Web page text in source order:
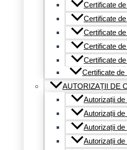
Certificate
Certificate
Certificate
Certificate
Certificate
Certificate de
AUTORIZAȚII DE
Autorizații
Autorizații
Autorizații
Autorizații